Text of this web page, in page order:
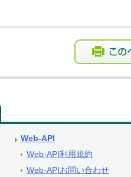
Web-API
Web-API利用規約
Web-APIお問い合わせ